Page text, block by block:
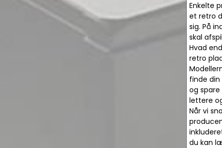
Enkelte
et retro
sig. På
skal
Hvad
retro
finde
og
lettere
Når vi
du kan